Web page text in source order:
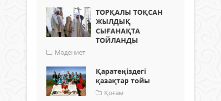
ТОРҚАЛЫ ТОҚСАН
ЖЫЛДЫҚ
СЫҒАНАҚТА
ТОЙЛАНДЫ
Мәдениет
Қаратеңіздегі
қазақтар тойы
Қоғам